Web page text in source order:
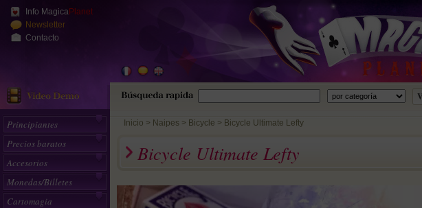
Info MagicaPlanet
Newsletter
Contacto
Principiantes
Precios baratos
Accesorios
Monedas/Billetes
Cartomagia
Inicio > Naipes Bicycle Bicycle Ultimate Lefty
Bicycle Ultimate Lefty